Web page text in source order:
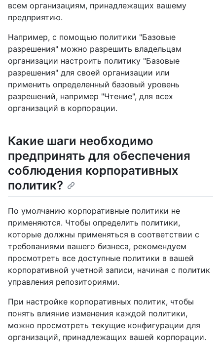
всем организациям, принадлежащих вашему
предприятию.
Например, с помощью политики "Базовые
разрешения" можно разрешить владельцам
организации настроить политику "Базовые
разрешения" для своей организации или
применить определенный базовый уровень
разрешений, например "Чтение", для всех
организаций в корпорации.
Какие шаги необходимо
предпринять для обеспечения
соблюдения корпоративных
политик?
По умолчанию корпоративные политики не
применяются. Чтобы определить политики,
которые должны применяться в соответствии с
требованиями вашего бизнеса, рекомендуем
просмотреть все доступные политики в вашей
корпоративной учетной записи, начиная с политик
управления репозиториями.
При настройке корпоративных политик, чтобы
понять влияние изменения каждой политики,
можно просмотреть текущие конфигурации для
организаций, принадлежащих вашей корпорации.